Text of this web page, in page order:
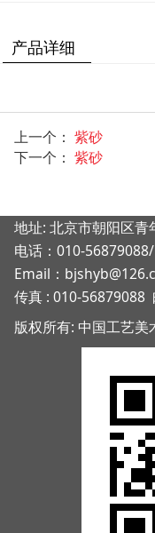
产品详细
上一个： 紫砂
下一个： 紫砂
地址: 北京市朝阳区
电话：010-
Email：
传真 : 010-56879088
版权所有: 中国工艺